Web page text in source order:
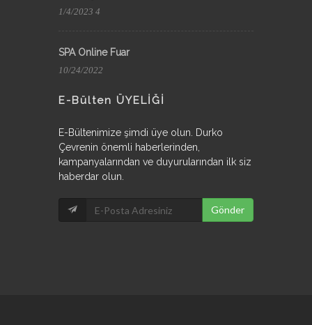
1/4/2023 4
SPA Online Fuar
10/24/2022
E-Bülten ÜYELİĞİ
E-Bültenimize şimdi üye olun. Durko
Çevrenin önemli haberlerinden,
kampanyalarından ve duyurularından ilk siz
haberdar olun.